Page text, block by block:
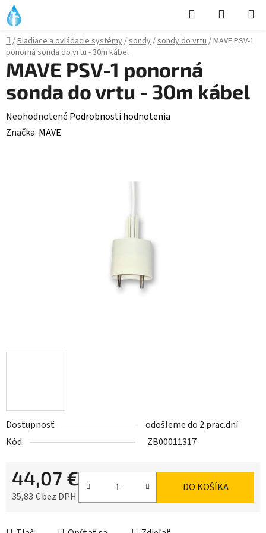
Prejsť
na
obsah
Hľadať
KOŠÍK
Domov
/Riadiace a ovládacie systémy/sondy/sondy do vrtu/MAVE PSV-1
ponorná sonda do vrtu - 30m kábel
Dostupnosť
odošleme do 2 prac.dní
Kód:
ZB00011317
44,07 €
35,83 € bez DPH
DO KOŠÍKA
MAVE PSV-1 ponorná
sonda do vrtu - 30m kábel
Priemerné
hodnotenie
Neohodnotené Podrobnosti hodnotenia
Značka: MAVE